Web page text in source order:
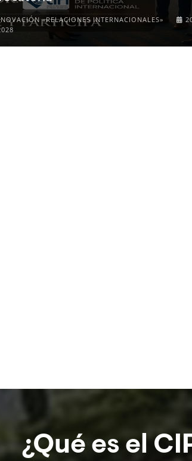
on Strategic Studies
¿Qué es el